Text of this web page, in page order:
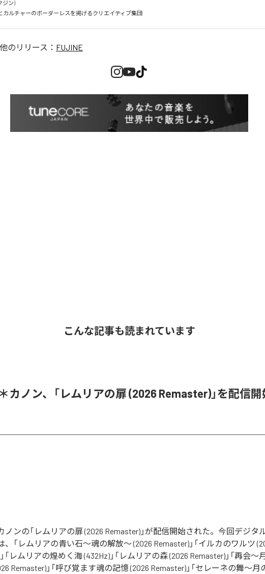
ジン)
のリリース： FUJINE
こんな記事も読まれています
カノン、「レムリアの扉 (2026 Remaster)」を配信開
ノンの「レムリアの扉 (2026 Remaster)」が配信開始された。今回デジタ
、「レムリアの青い石〜魂の解放〜 (2026 Remaster)」「イルカのワルツ
「レムリアの煌めく海 (432Hz)」「レムリアの森 (2026 Remaster)」「再会〜
Remaster)」「呼び覚ます魂の記憶 (2026 Remaster)」「セレーネの舞〜月